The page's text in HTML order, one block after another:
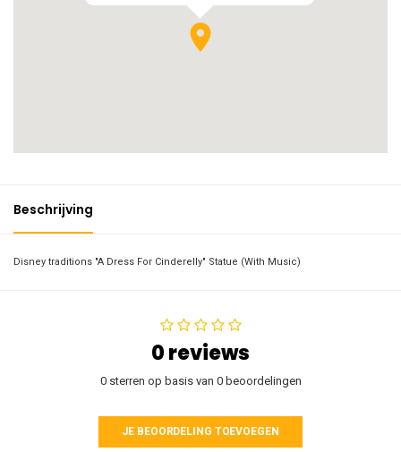
Beschrijving
Disney traditions "A Dress For Cinderelly" Statue (With Music)
0 reviews
0 sterren op basis van 0 beoordelingen
JE BEOORDELING TOEVOEGEN